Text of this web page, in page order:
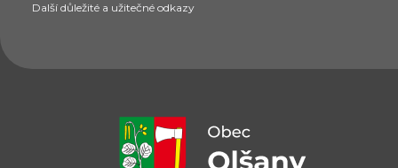
Další důležité a užitečné odkazy